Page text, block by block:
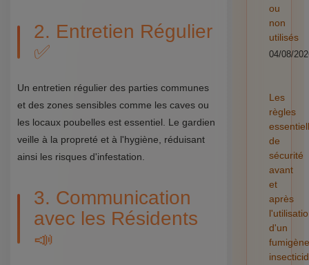
2. Entretien Régulier
✅
Un entretien régulier des parties communes
et des zones sensibles comme les caves ou
les locaux poubelles est essentiel. Le gardien
veille à la propreté et à l'hygiène, réduisant
ainsi les risques d'infestation.
3. Communication
avec les Résidents
📣
ou
non
utilisés
04/08/
Les
règles
de
sécurité
avant
et
après
d'un
fumigène